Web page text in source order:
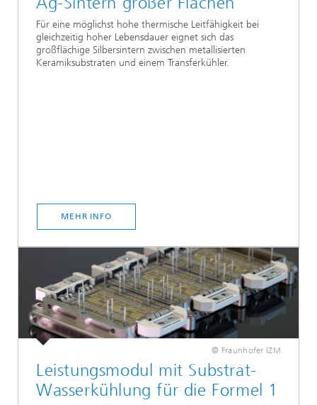
Für eine möglichst hohe thermische Leitfähigkeit bei
gleichzeitig hoher Lebensdauer eignet sich das
großflächige Silbersintern zwischen metallisierten
Keramiksubstraten und einem Transferkühler.
MEHR INFO
© Fraunhofer IZM
Leistungsmodul mit Substrat-
Wasserkühlung für die Formel 1